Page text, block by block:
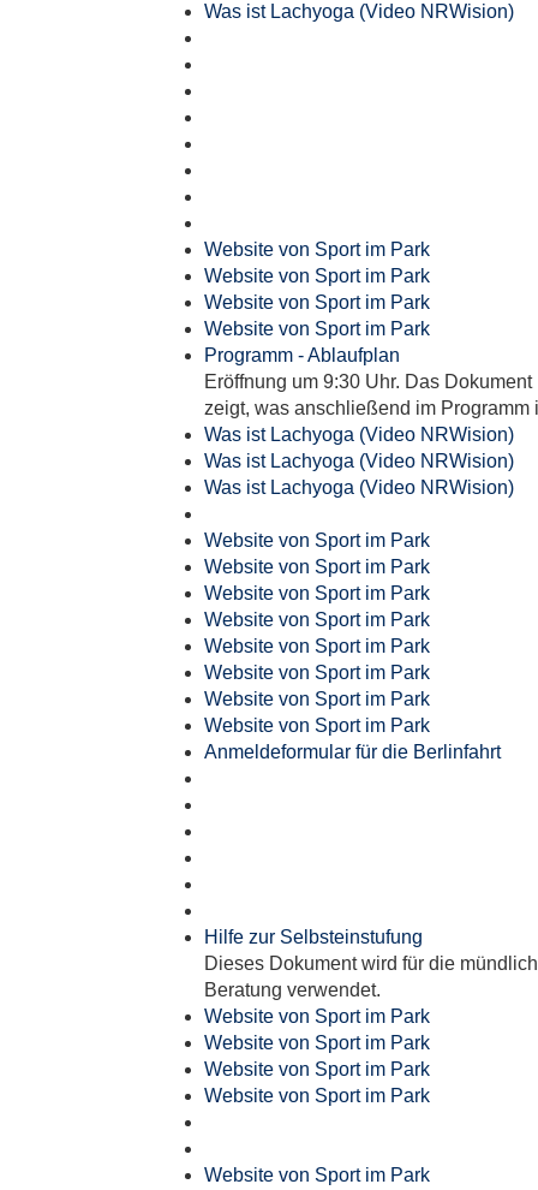
Was ist Lachyoga (Video NRWision)
Website von Sport im Park
Website von Sport im Park
Website von Sport im Park
Website von Sport im Park
Programm - Ablaufplan
Eröffnung um 9:30 Uhr. Das Dokument
zeigt, was anschließend im Programm
Was ist Lachyoga (Video NRWision)
Was ist Lachyoga (Video NRWision)
Was ist Lachyoga (Video NRWision)
Website von Sport im Park
Website von Sport im Park
Website von Sport im Park
Website von Sport im Park
Website von Sport im Park
Website von Sport im Park
Website von Sport im Park
Website von Sport im Park
Anmeldeformular für die Berlinfahrt
Hilfe zur Selbsteinstufung
Dieses Dokument wird für die
Beratung verwendet.
Website von Sport im Park
Website von Sport im Park
Website von Sport im Park
Website von Sport im Park
Website von Sport im Park